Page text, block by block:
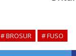
# BROSUR # FUSO